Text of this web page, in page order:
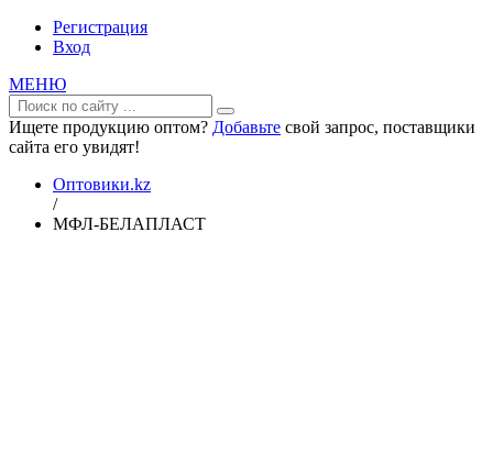
Регистрация
Вход
МЕНЮ
Ищете продукцию оптом? Добавьте свой запрос, поставщики
сайта его увидят!
Оптовики.kz
/
МФЛ-БЕЛАПЛАСТ